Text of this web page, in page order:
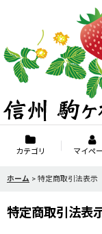
カテゴリ マイペ
ホーム > 特定商取引法表示
特定商取引法表